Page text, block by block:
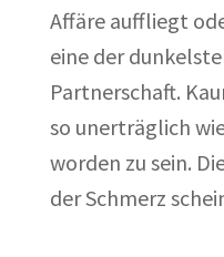
Affäre auffliegt
eine der
Partnerschaft.
so unerträglich
worden zu sein.
der Schmerz